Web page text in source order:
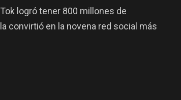
logró tener 800 millones de
convirtió en la novena red social más